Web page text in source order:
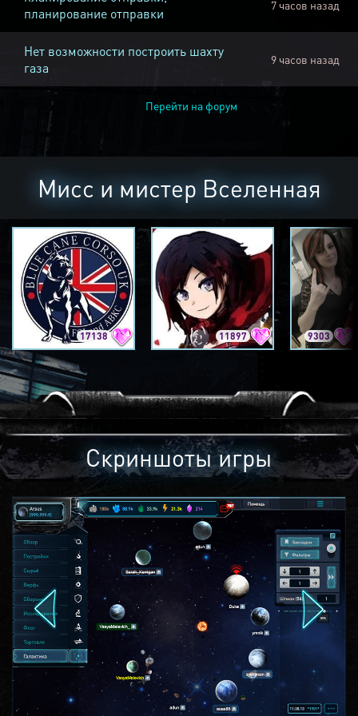
планирование отправки
7 часов назад
Нет возможности построить шахту
газа
9 часов назад
Перейти на форум
Мисс и мистер Вселенная
17138 11897 9303
Скриншоты игры